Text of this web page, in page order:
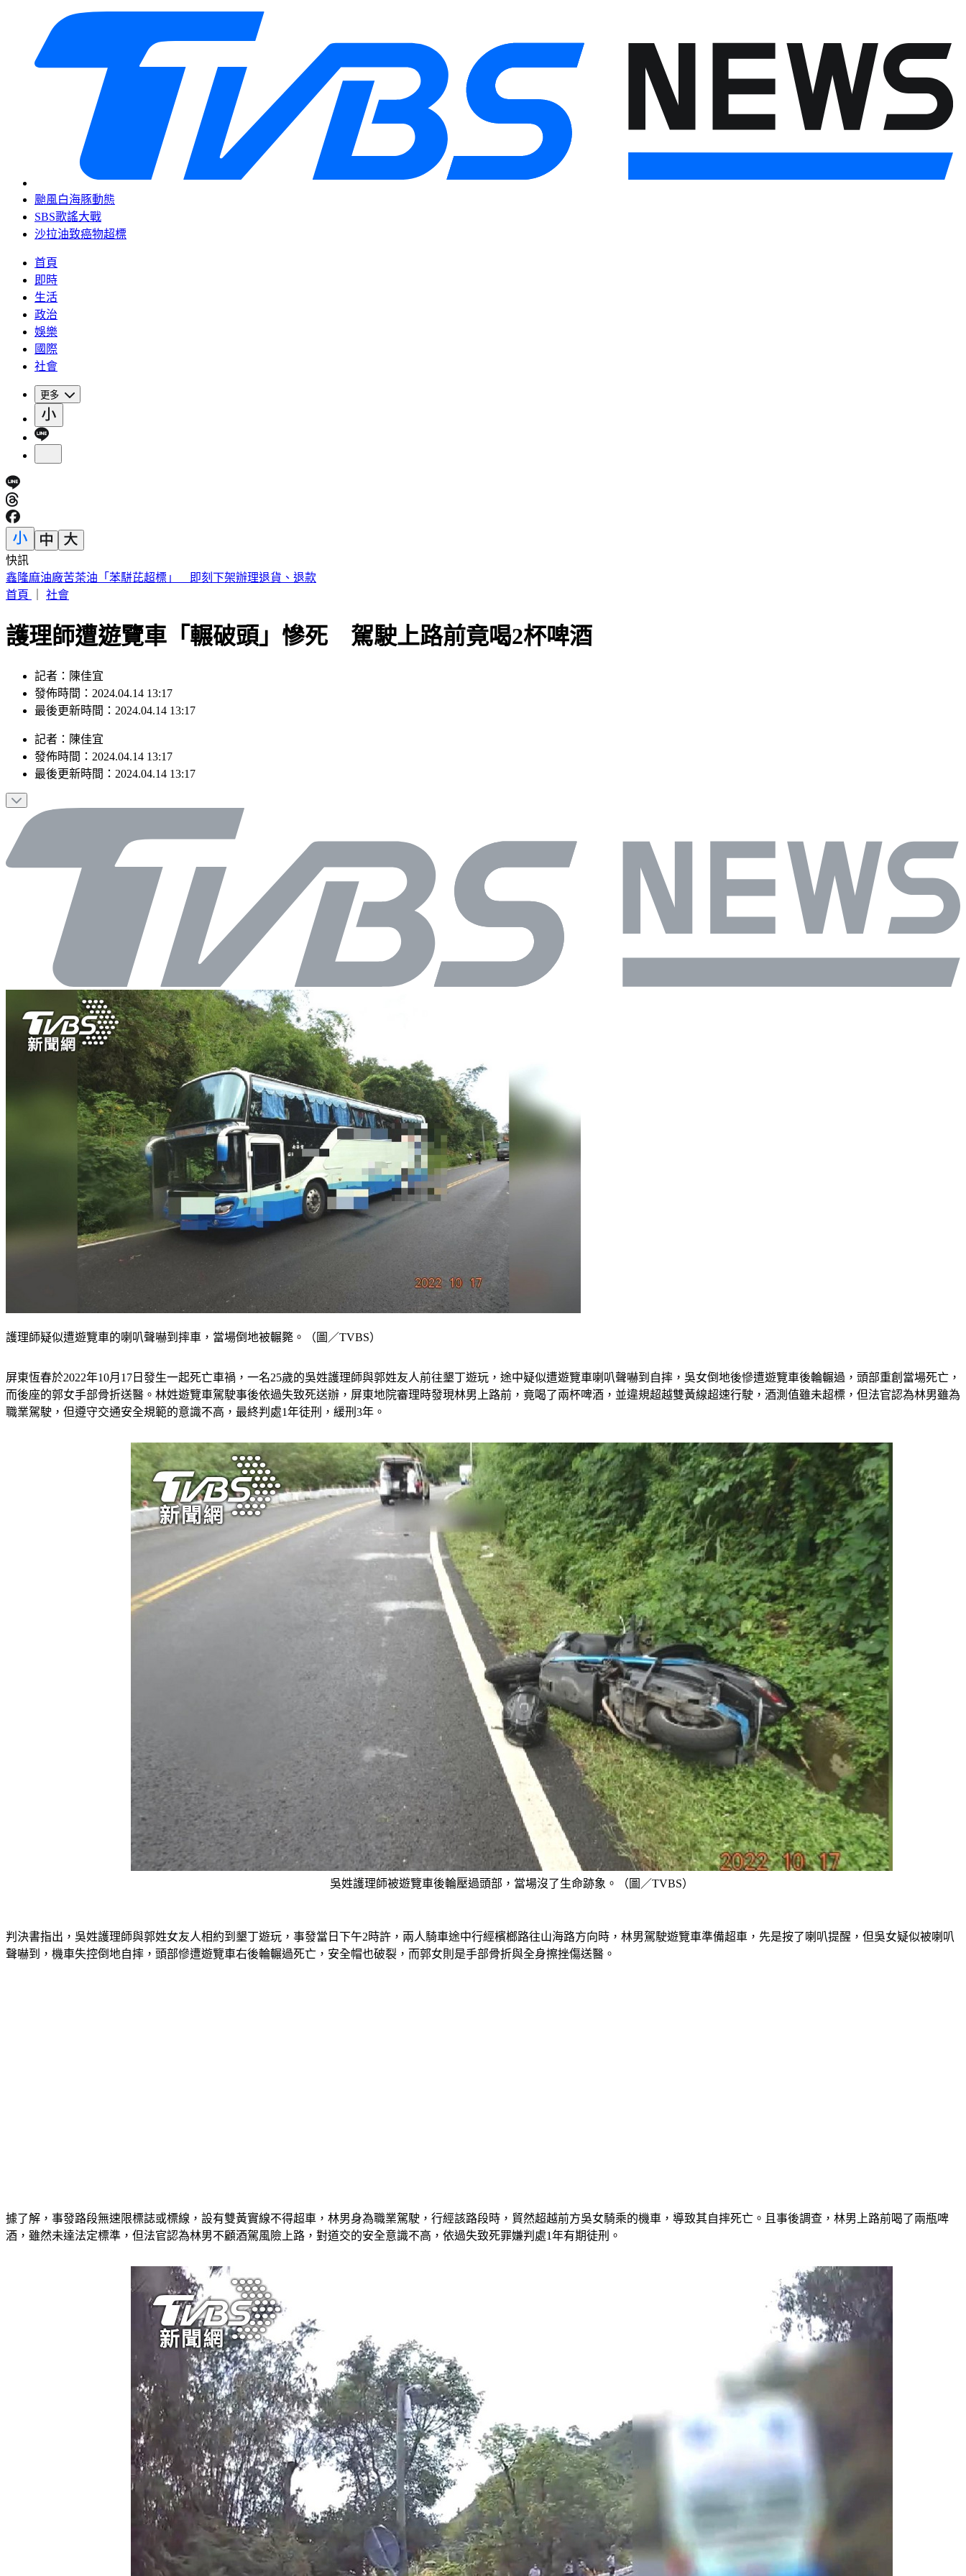
颱風白海豚動態
SBS歌謠大戰
沙拉油致癌物超標
首頁
即時
生活
政治
娛樂
國際
社會
更多
快訊
美打伊朗彈藥打光？傳川普飆罵防長 威脅要抓洩密者
首頁
社會
護理師遭遊覽車「輾破頭」慘死 駕駛上路前竟喝2杯啤酒
記者：陳佳宜
發佈時間：2024.04.14 13:17
最後更新時間：2024.04.14 13:17
記者 ： 陳佳宜
發佈時間： 2024.04.14 13:17
最後更新時間： 2024.04.14 13:17
護理師疑似遭遊覽車的喇叭聲嚇到摔車，當場倒地被輾斃。（圖／TVBS）
屏東恆春於2022年10月17日發生一起死亡車禍，一名25歲的吳姓護理師與郭姓友人前往墾丁遊玩，途中疑似遭遊覽車喇叭聲嚇到自摔，吳女倒地後慘遭遊覽車後輪輾過，頭部重創當場死亡，
而後座的郭女手部骨折送醫。林姓遊覽車駕駛事後依過失致死送辦，屏東地院審理時發現林男上路前，竟喝了兩杯啤酒，並違規超越雙黃線超速行駛，酒測值雖未超標，但法官認為林男雖為
職業駕駛，但遵守交通安全規範的意識不高，最終判處1年徒刑，緩刑3年。
吳姓護理師被遊覽車後輪壓過頭部，當場沒了生命跡象。（圖／TVBS）
判決書指出，吳姓護理師與郭姓女友人相約到墾丁遊玩，事發當日下午2時許，兩人騎車途中行經檳榔路往山海路方向時，林男駕駛遊覽車準備超車，先是按了喇叭提醒，但吳女疑似被喇叭
聲嚇到，機車失控倒地自摔，頭部慘遭遊覽車右後輪輾過死亡，安全帽也破裂，而郭女則是手部骨折與全身擦挫傷送醫。
據了解，事發路段無速限標誌或標線，設有雙黃實線不得超車，林男身為職業駕駛，行經該路段時，貿然超越前方吳女騎乘的機車，導致其自摔死亡。且事後調查，林男上路前喝了兩瓶啤
酒，雖然未達法定標準，但法官認為林男不顧酒駕風險上路，對道交的安全意識不高，依過失致死罪嫌判處1年有期徒刑。